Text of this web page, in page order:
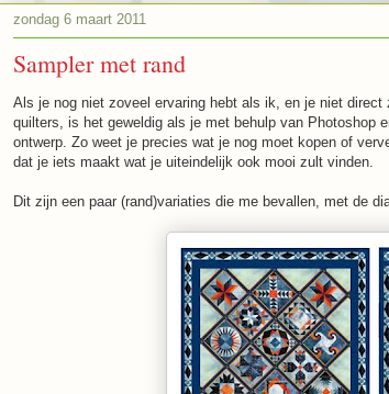
zondag 6 maart 2011
Sampler met rand
Als je nog niet zoveel ervaring hebt als ik, en je niet
quilters, is het geweldig als je met behulp van
ontwerp. Zo weet je precies wat je nog moet kopen of
dat je iets maakt wat je uiteindelijk ook mooi zult vinden.
Dit zijn een paar (rand)variaties die me bevallen, met de